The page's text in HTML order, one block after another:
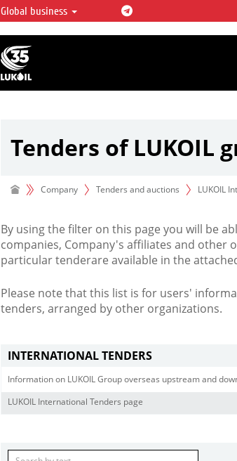
LUKOIL OVERVIEW
LUKOIL is one of the largest oil & gas vertical
integrated companies in the world
over 2% of crude production and circa 1% of
hydrocarbon reserves globally.
Global business
Tenders of LUKOIL
Company Tenders and auctions LUKOIL
By using the filter on this page you will be
companies, Company's affiliates and other
particular tenderare available in the
Please note that this list is for users'
tenders, arranged by other organizations.
INTERNATIONAL TENDERS
Information on LUKOIL Group overseas upstream and
LUKOIL International Tenders page